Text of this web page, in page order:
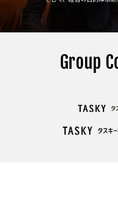
Group